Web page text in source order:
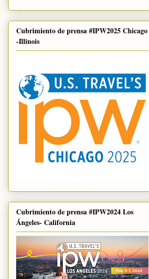
Cubrimiento de prensa #IPW2025 Chicago
-Illinois
Cubrimiento de prensa #IPW2024 Los
Ángeles- California